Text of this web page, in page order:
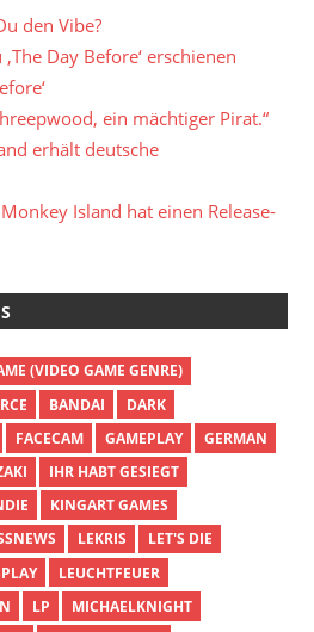
den Vibe?
Day Before‘ erschienen
ein mächtiger Pirat.“
erhält deutsche
Monkey Island hat einen Release-
(VIDEO GAME GENRE)
BANDAI
DARK
FACECAM GAMEPLAY
GERMAN
IHR HABT GESIEGT
KINGART GAMES
LEKRIS
LET'S DIE
LEUCHTFEUER
LP
MICHAELKNIGHT